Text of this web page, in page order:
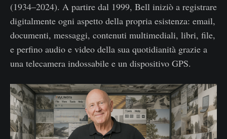
(1934–2024). A partire dal 1999, Bell iniziò a registrare
digitalmente ogni aspetto della propria esistenza: email,
documenti, messaggi, contenuti multimediali, libri, file,
e perfino audio e video della sua quotidianità grazie a
una telecamera indossabile e un dispositivo GPS.